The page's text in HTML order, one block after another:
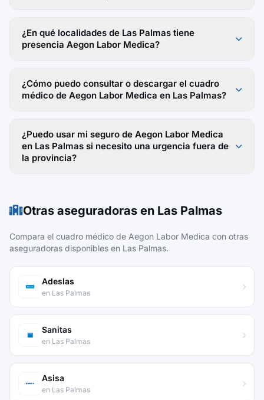
¿En qué localidades de Las Palmas tiene
presencia Aegon Labor Medica?
¿Cómo puedo consultar o descargar el cuadro
médico de Aegon Labor Medica en Las Palmas?
¿Puedo usar mi seguro de Aegon Labor Medica
en Las Palmas si necesito una urgencia fuera de
la provincia?
Otras aseguradoras en Las Palmas
Compara el cuadro médico de Aegon Labor Medica con otras
aseguradoras disponibles en Las Palmas.
Adeslas
en Las Palmas
Sanitas
en Las Palmas
Asisa
en Las Palmas